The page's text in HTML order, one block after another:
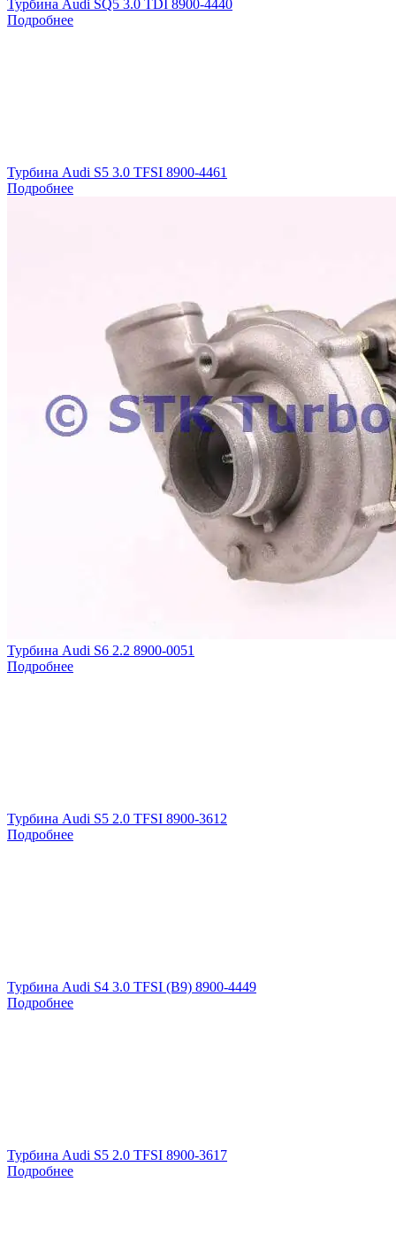
Турбина Audi SQ5 3.0 TDI 8900-4440
Подробнее
Турбина Audi S5 3.0 TFSI 8900-4461
Подробнее
Турбина Audi S6 2.2 8900-0051
Подробнее
Турбина Audi S5 2.0 TFSI 8900-3612
Подробнее
Турбина Audi S4 3.0 TFSI (B9) 8900-4449
Подробнее
Турбина Audi S5 2.0 TFSI 8900-3617
Подробнее